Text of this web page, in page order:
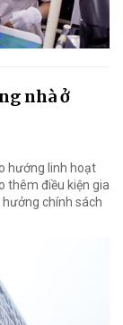
nhà ở
hướng linh hoạt
thêm điều kiện gia
chính sách